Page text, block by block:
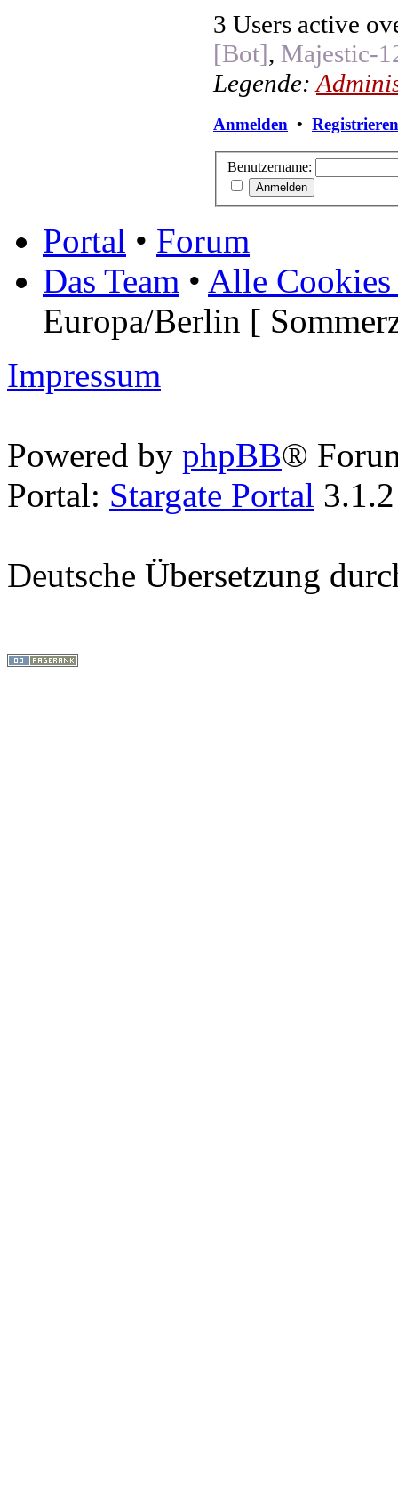
3 Users active
[Bot], Majestic-
Legende:
Anmelden • Registrieren
Benutzername:
Portal • Forum
Das Team • Alle Cookies
Europa/Berlin [
Impressum
Powered by phpBB®
Portal: Stargate Portal
Deutsche Übersetzung